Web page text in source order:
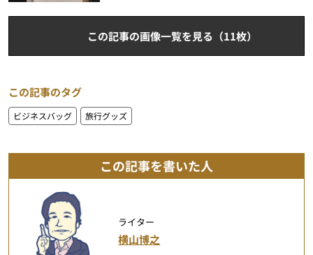
この記事の画像一覧を見る（11枚）
この記事のタグ
ビジネスバッグ 旅行グッズ
この記事を書いた人
ライター
横山博之